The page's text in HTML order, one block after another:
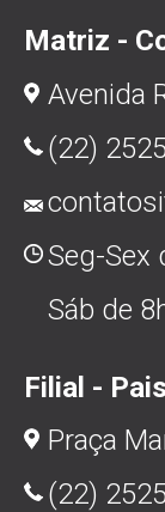
Matriz -
Avenida
(22)
Seg-Sex
Sáb de
Filial -
Praça
(22)